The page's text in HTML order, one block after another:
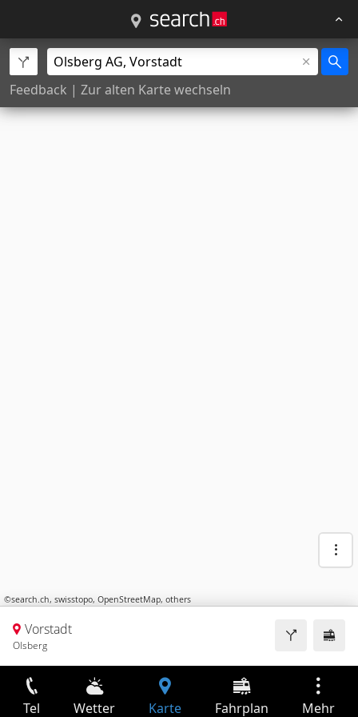
Feedback | Zur alten Karte wechseln
©search.ch, swisstopo, OpenStreetMap, others
Vorstadt
Olsberg
Tel Wetter Karte Fahrplan Mehr